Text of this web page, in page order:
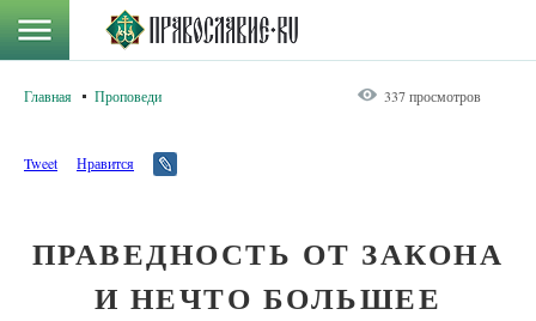
Главная Проповеди 337 просмотров
Tweet Нравится
ПРАВЕДНОСТЬ ОТ ЗАКОНА
И НЕЧТО БОЛЬШЕЕ